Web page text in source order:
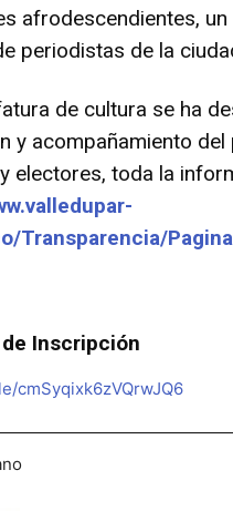
afrodescendientes,
periodistas de la
de cultura se ha
y acompañamiento
electores, toda la
Transparencia/
Inscripción
cmSyqixk6zVQrwJQ6